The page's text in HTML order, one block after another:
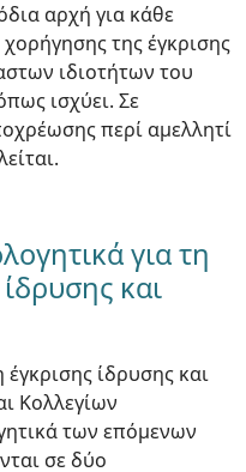
αρχή για κάθε
της έγκρισης
ιδιοτήτων του
ισχύει. Σε
περί αμελλητί
για τη
και
ίδρυσης και
Κολλεγίων
των επόμενων
σε δύο